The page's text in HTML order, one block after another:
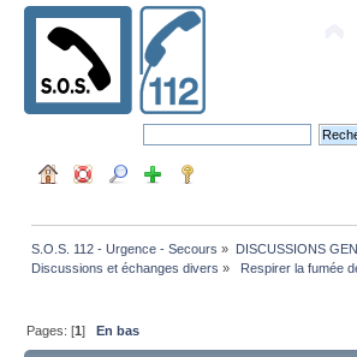
S.O.S. 112 - Urgence - Secours » DISCUSSIONS
Discussions et échanges divers » Respirer la fumée
Pages: [1]En bas